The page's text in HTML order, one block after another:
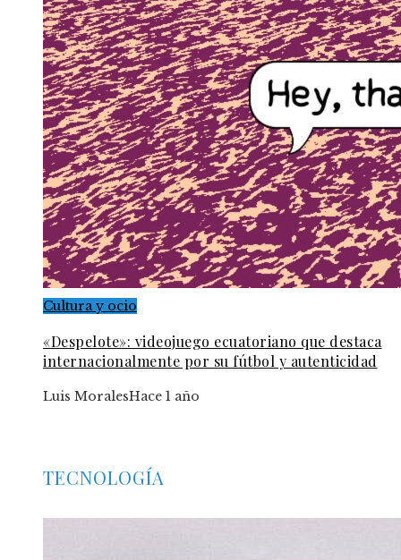
Cultura y ocio
«Despelote»: videojuego ecuatoriano que destaca
internacionalmente por su fútbol y autenticidad
Luis MoralesHace 1 año
TECNOLOGÍA